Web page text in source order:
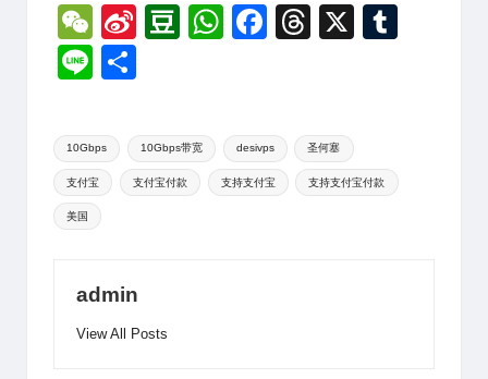
W
e
C
h
at
Si
W
ei
b
D
b
a
n
W
s
A
p
F
e
b
o
T
a
d
s
X
Li
e
Tags:
10Gbps 10Gbps带宽 desivps 圣何塞
支付宝 支付宝付款 支持支付宝 支持支付宝付款
美国
admin
View All Posts